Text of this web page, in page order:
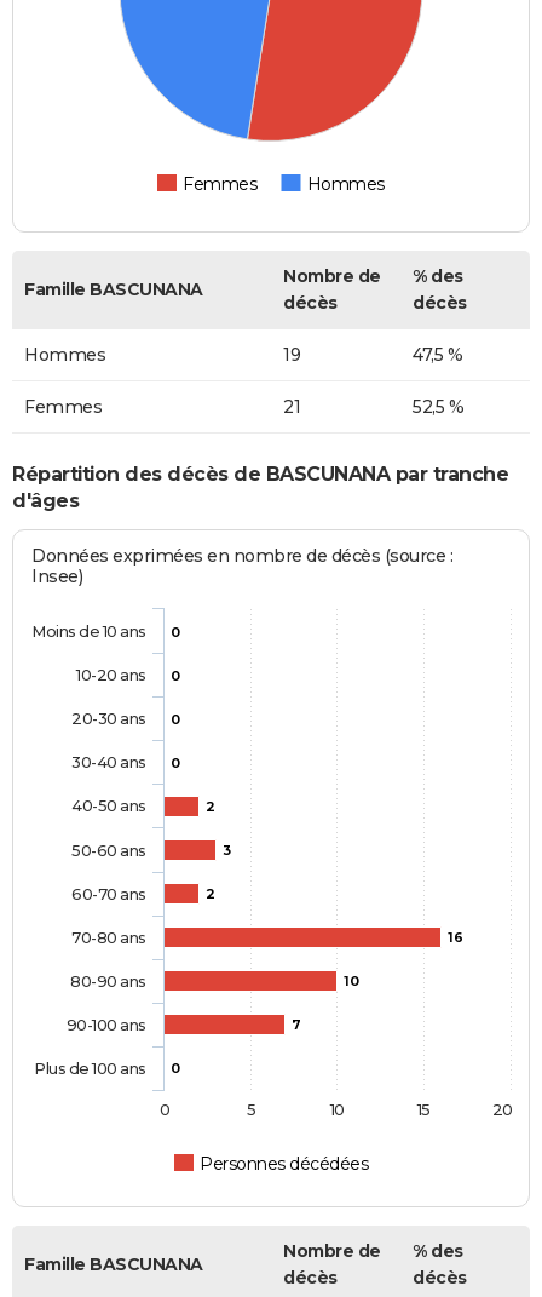
Femmes Hommes
Famille BASCUNANA
Nombre de
décès
% des
décès
Hommes 19 47,5 %
Femmes 21 52,5 %
Répartition des décès de BASCUNANA par tranche
d'âges
Données exprimées en nombre de décès (source :
Insee)
0
0
0
0
2
3
2
16
10
7
0
Personnes décédées
Moins de 10 ans
10-20 ans
20-30 ans
30-40 ans
40-50 ans
50-60 ans
60-70 ans
70-80 ans
80-90 ans
90-100 ans
Plus de 100 ans
0 5 10 15 20
Famille BASCUNANA
Nombre de
décès
% des
décès